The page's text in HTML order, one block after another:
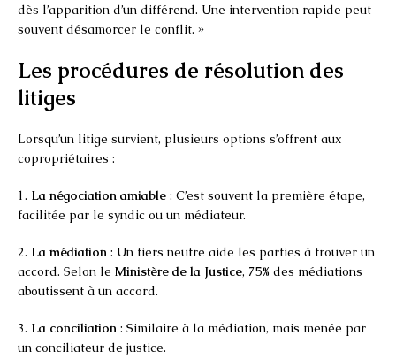
dès l’apparition d’un différend. Une intervention rapide peut
souvent désamorcer le conflit. »
Les procédures de résolution des
litiges
Lorsqu’un litige survient, plusieurs options s’offrent aux
copropriétaires :
1. La négociation amiable : C’est souvent la première étape,
facilitée par le syndic ou un médiateur.
2. La médiation : Un tiers neutre aide les parties à trouver un
accord. Selon le Ministère de la Justice, 75% des médiations
aboutissent à un accord.
3. La conciliation : Similaire à la médiation, mais menée par
un conciliateur de justice.